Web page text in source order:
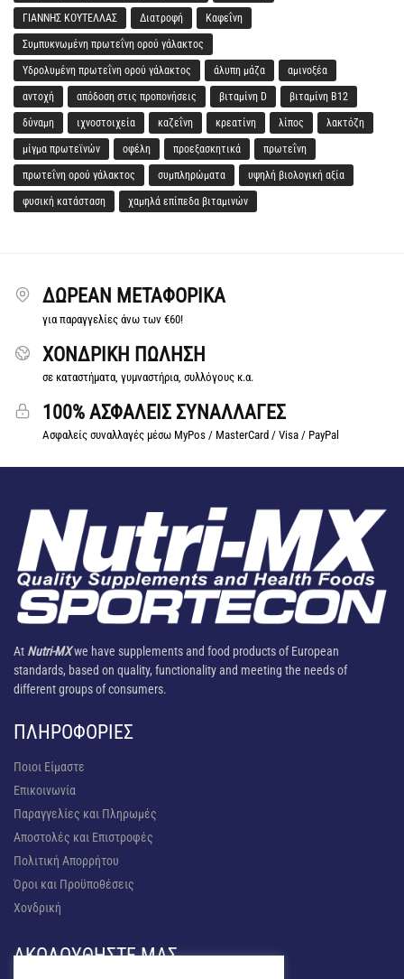
ΓΙΑΝΝΗΣ ΚΟΥΤΕΛΛΑΣ Διατροφή Καφεΐνη
Συμπυκνωμένη πρωτεΐνη ορού γάλακτος
Υδρολυμένη πρωτεΐνη ορού γάλακτος άλυπη μάζα αμινοξέα
αντοχή απόδοση στις προπονήσεις βιταμίνη D βιταμίνη Β12
δύναμη ιχνοστοιχεία καζεΐνη κρεατίνη λίπος λακτόζη
μίγμα πρωτεϊνών οφέλη προεξασκητικά πρωτεΐνη
πρωτεΐνη ορού γάλακτος συμπληρώματα υψηλή βιολογική αξία
φυσική κατάσταση χαμηλά επίπεδα βιταμινών
ΔΩΡΕΆΝ ΜΕΤΑΦΟΡΙΚΆ
για παραγγελίες άνω των €60!
ΧΟΝΔΡΙΚΗ ΠΩΛΗΣΗ
σε καταστήματα, γυμναστήρια, συλλόγους κ.α.
100% ΑΣΦΑΛΕΙΣ ΣΥΝΑΛΛΑΓΕΣ
Ασφαλείς συναλλαγές μέσω MyPos / MasterCard / Visa / PayPal
At Nutri-MXwe have supplements and food products of European
standards, based on quality, functionality and meeting the needs of
different groups of consumers.
ΠΛΗΡΟΦΟΡΊΕΣ
Ποιοι Είμαστε
Επικοινωνία
Παραγγελίες και Πληρωμές
Αποστολές και Επιστροφές
Πολιτική Απορρήτου
Όροι και Προϋποθέσεις
Χονδρική
ΑΚΟΛΟΥΘΉΣΤΕ ΜΑΣ